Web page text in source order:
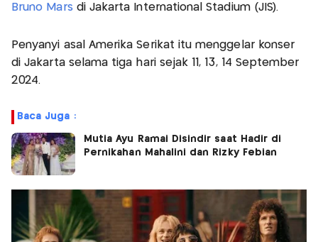
Bruno Marsdi Jakarta International Stadium (JIS).
Penyanyi asal Amerika Serikat itu menggelar konser
di Jakarta selama tiga hari sejak 11, 13, 14 September
2024.
Baca Juga :
Mutia Ayu Ramai Disindir saat Hadir di
Pernikahan Mahalini dan Rizky Febian